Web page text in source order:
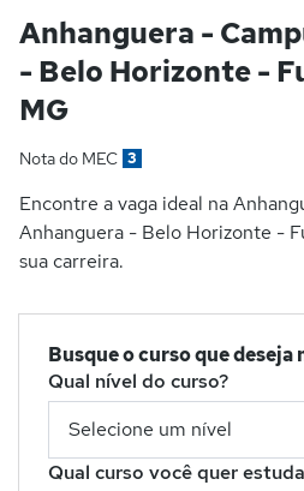
Anhanguera -
- Belo Horizonte -
MG
Nota do MEC 3
Encontre a vaga ideal na
Anhanguera - Belo Horizonte -
sua carreira.
Busque o curso que deseja
Qual nível do curso?
Qual curso você quer